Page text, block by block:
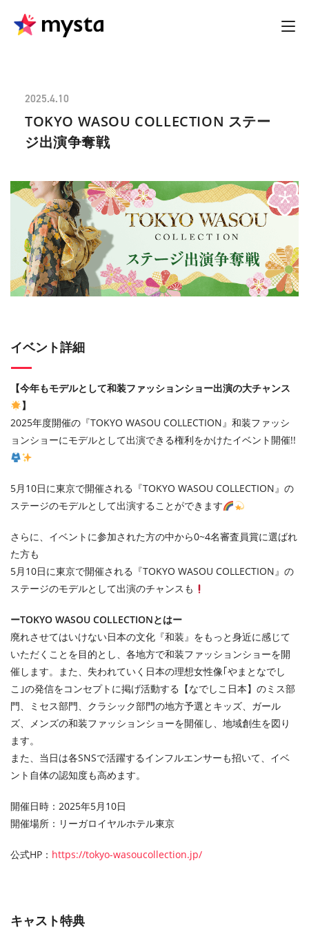
2025.4.10
TOKYO WASOU COLLECTION ステー
ジ出演争奪戦
イベント詳細
【今年もモデルとして和装ファッションショー出演の大チャンス
】
2025年度開催の『TOKYO WASOU COLLECTION』和装ファッシ
ョンショーにモデルとして出演できる権利をかけたイベント開催!!
5月10日に東京で開催される『TOKYO WASOU COLLECTION』の
ステージのモデルとして出演することができます
さらに、イベントに参加された方の中から0~4名審査員賞に選ばれ
た方も
5月10日に東京で開催される『TOKYO WASOU COLLECTION』の
ステージのモデルとして出演のチャンスも
ーTOKYO WASOU COLLECTIONとはー
廃れさせてはいけない日本の文化『和装』をもっと身近に感じて
いただくことを目的とし、各地方で和装ファッションショーを開
催します。また、失われていく日本の理想女性像｢やまとなでし
こ｣の発信をコンセプトに掲げ活動する【なでしこ日本】のミス部
門、ミセス部門、クラシック部門の地方予選とキッズ、ガール
ズ、メンズの和装ファッションショーを開催し、地域創生を図り
ます。
また、当日は各SNSで活躍するインフルエンサーも招いて、イベ
ント自体の認知度も高めます。
開催日時：2025年5月10日
開催場所：リーガロイヤルホテル東京
公式HP： https://tokyo-wasoucollection.jp/
キャスト特典